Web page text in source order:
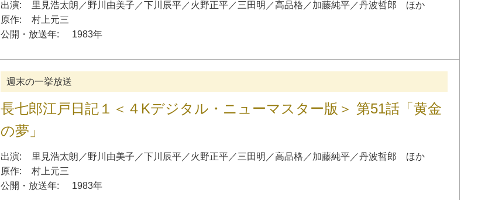
出演: 里見浩太朗 ／野川由美子 ／下川辰平 ／火野正平 ／三田明 ／高品格 ／加藤純平 ／丹波哲郎 ほか
原作:
村上元三
公開・放送年:
1983年
週末の一挙放送
長七郎江戸日記１＜４Kデジタル・ニューマスター版＞ 第51話「黄金
の夢」
出演: 里見浩太朗 ／野川由美子 ／下川辰平 ／火野正平 ／三田明 ／高品格 ／加藤純平 ／丹波哲郎 ほか
原作:
村上元三
公開・放送年:
1983年